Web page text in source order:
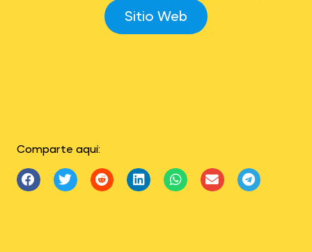
Sitio Web
Comparte aquí: